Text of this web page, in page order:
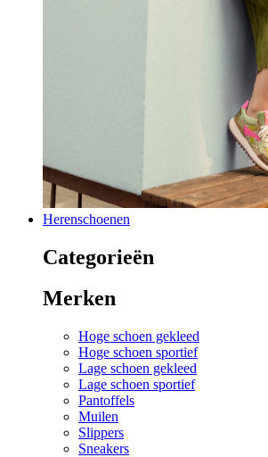
Herenschoenen
Categorieën
Merken
Hoge schoen gekleed
Hoge schoen sportief
Lage schoen gekleed
Lage schoen sportief
Pantoffels
Muilen
Slippers
Sneakers